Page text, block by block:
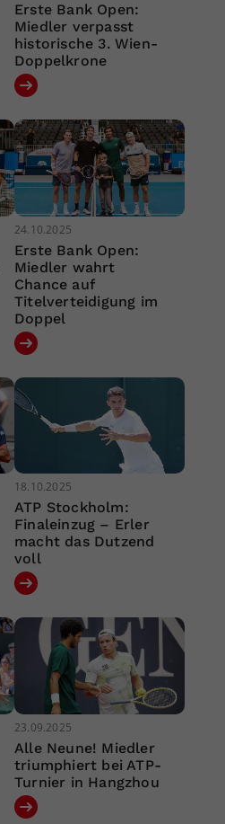
Erste Bank Open:
Miedler verpasst
historische 3. Wien-
Doppelkrone
24.10.2025
Erste Bank Open:
Miedler wahrt
Chance auf
Titelverteidigung im
Doppel
18.10.2025
ATP Stockholm:
Finaleinzug – Erler
macht das Dutzend
voll
23.09.2025
Alle Neune! Miedler
triumphiert bei ATP-
Turnier in Hangzhou